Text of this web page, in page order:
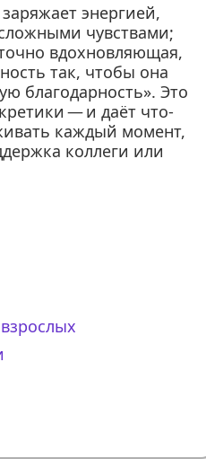
энергией,
чувствами;
вдохновляющая,
так, чтобы она
благодарность». Это
— и даёт что-
каждый момент,
коллеги или